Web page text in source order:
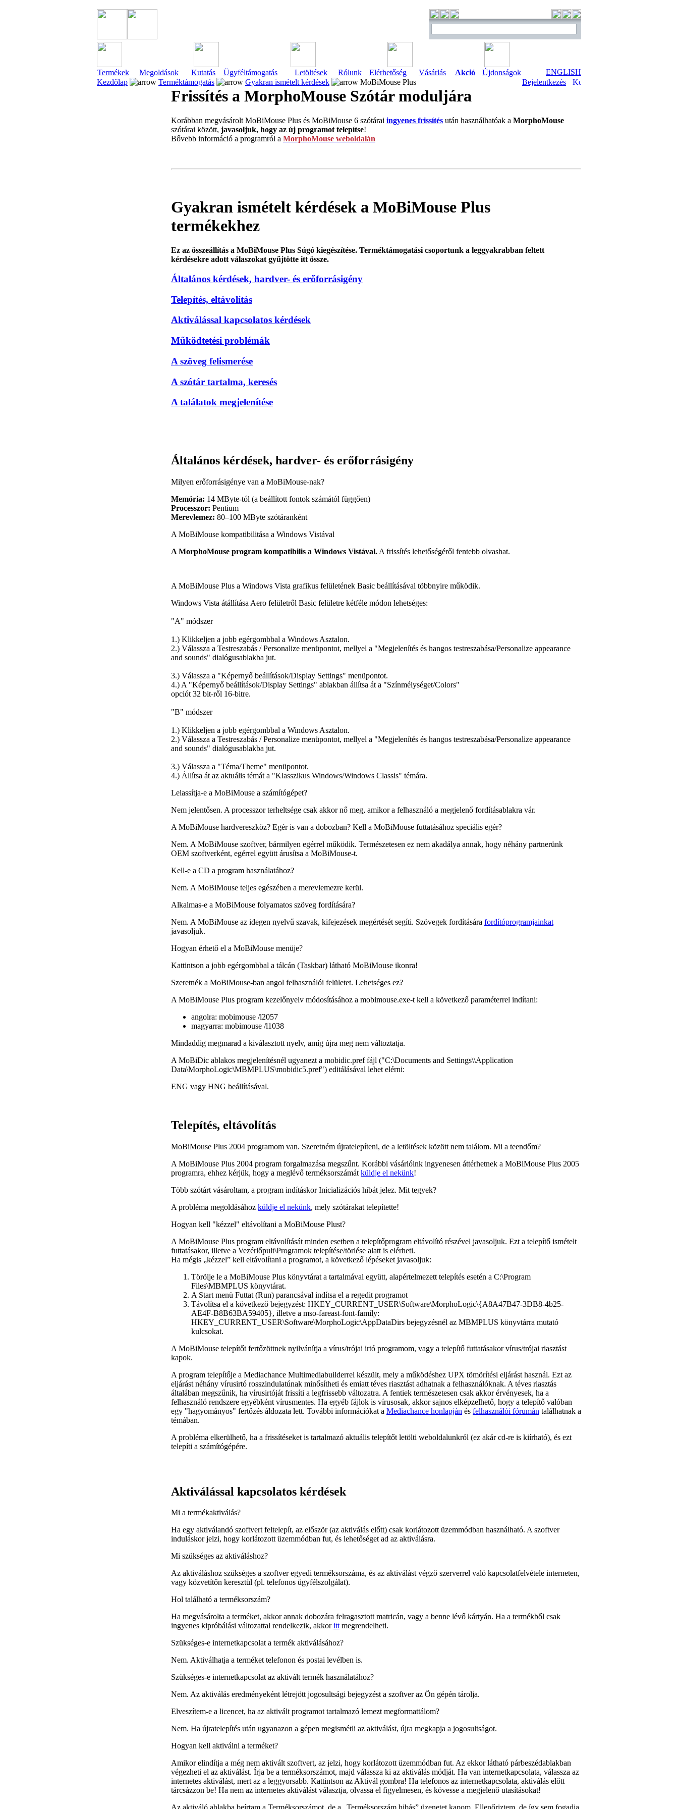
Termékek Megoldások Kutatás Ügyféltámogatás Letöltések Rólunk Elérhetőség Vásárlás Akció Újdonságok
ENGLISH
Kezdőlap
Terméktámogatás Gyakran ismételt kérdések MoBiMouse Plus Bejelentkezés
Frissítés a MorphoMouse Szótár moduljára
Korábban megvásárolt MoBiMouse Plus és MoBiMouse 6 szótárai ingyenes frissítés után használhatóak a MorphoMouse
szótárai között, javasoljuk, hogy az új programot telepítse!
Bővebb információ a programról a MorphoMouse weboldalán
Gyakran ismételt kérdések a MoBiMouse Plus
termékekhez
Ez az összeállítás a MoBiMouse Plus Súgó kiegészítése. Terméktámogatási csoportunk a leggyakrabban feltett
kérdésekre adott válaszokat gyűjtötte itt össze.
Általános kérdések, hardver- és erőforrásigény
Telepítés, eltávolítás
Aktiválással kapcsolatos kérdések
Működtetési problémák
A szöveg felismerése
A szótár tartalma, keresés
A találatok megjelenítése
Általános kérdések, hardver- és erőforrásigény
Milyen erőforrásigénye van a MoBiMouse-nak?
Memória: 14 MByte-tól (a beállított fontok számától függően)
Processzor: Pentium
Merevlemez: 80–100 MByte szótáranként
A MoBiMouse kompatibilitása a Windows Vistával
A MorphoMouse program kompatibilis a Windows Vistával. A frissítés lehetőségéről fentebb olvashat.
A MoBiMouse Plus a Windows Vista grafikus felületének Basic beállításával többnyire működik.
Windows Vista átállítása Aero felületről Basic felületre kétféle módon lehetséges:
"A" módszer
1.) Klikkeljen a jobb egérgombbal a Windows Asztalon.
2.) Válassza a Testreszabás / Personalize menüpontot, mellyel a "Megjelenítés és hangos testreszabása/Personalize appearance
and sounds" dialógusablakba jut.
3.) Válassza a "Képernyő beállítások/Display Settings" menüpontot.
4.) A "Képernyő beállítások/Display Settings" ablakban állítsa át a "Színmélységet/Colors"
opciót 32 bit-ről 16-bitre.
"B" módszer
1.) Klikkeljen a jobb egérgombbal a Windows Asztalon.
2.) Válassza a Testreszabás / Personalize menüpontot, mellyel a "Megjelenítés és hangos testreszabása/Personalize appearance
and sounds" dialógusablakba jut.
3.) Válassza a "Téma/Theme" menüpontot.
4.) Állítsa át az aktuális témát a "Klasszikus Windows/Windows Classis" témára.
Lelassítja-e a MoBiMouse a számítógépet?
Nem jelentősen. A processzor terheltsége csak akkor nő meg, amikor a felhasználó a megjelenő fordításablakra vár.
A MoBiMouse hardvereszköz? Egér is van a dobozban? Kell a MoBiMouse futtatásához speciális egér?
Nem. A MoBiMouse szoftver, bármilyen egérrel működik. Természetesen ez nem akadálya annak, hogy néhány partnerünk
OEM szoftverként, egérrel együtt árusítsa a MoBiMouse-t.
Kell-e a CD a program használatához?
Nem. A MoBiMouse teljes egészében a merevlemezre kerül.
Alkalmas-e a MoBiMouse folyamatos szöveg fordítására?
Nem. A MoBiMouse az idegen nyelvű szavak, kifejezések megértését segíti. Szövegek fordítására fordítóprogramjainkat
javasoljuk.
Hogyan érhető el a MoBiMouse menüje?
Kattintson a jobb egérgombbal a tálcán (Taskbar) látható MoBiMouse ikonra!
Szeretnék a MoBiMouse-ban angol felhasználói felületet. Lehetséges ez?
A MoBiMouse Plus program kezelőnyelv módosításához a mobimouse.exe-t kell a következő paraméterrel indítani:
angolra: mobimouse /l2057
magyarra: mobimouse /l1038
Mindaddig megmarad a kiválasztott nyelv, amíg újra meg nem változtatja.
A MoBiDic ablakos megjelenítésnél ugyanezt a mobidic.pref fájl ("C:\Documents and Settings\\Application
Data\MorphoLogic\MBMPLUS\mobidic5.pref") editálásával lehet elérni:
ENG vagy HNG beállításával.
Telepítés, eltávolítás
MoBiMouse Plus 2004 programom van. Szeretném újratelepíteni, de a letöltések között nem találom. Mi a teendőm?
A MoBiMouse Plus 2004 program forgalmazása megszűnt. Korábbi vásárlóink ingyenesen áttérhetnek a MoBiMouse Plus 2005
programra, ehhez kérjük, hogy a meglévő terméksorszámát küldje el nekünk!
Több szótárt vásároltam, a program indításkor Inicializációs hibát jelez. Mit tegyek?
A probléma megoldásához küldje el nekünk, mely szótárakat telepítette!
Hogyan kell "kézzel" eltávolítani a MoBiMouse Plust?
A MoBiMouse Plus program eltávolítását minden esetben a telepítőprogram eltávolító részével javasoljuk. Ezt a telepítő ismételt
futtatásakor, illetve a Vezérlőpult\Programok telepítése/törlése alatt is elérheti.
Ha mégis „kézzel” kell eltávolítani a programot, a következő lépéseket javasoljuk:
Törölje le a MoBiMouse Plus könyvtárat a tartalmával együtt, alapértelmezett telepítés esetén a C:\Program
Files\MBMPLUS könyvtárat.
A Start menü Futtat (Run) parancsával indítsa el a regedit programot
Távolítsa el a következő bejegyzést: HKEY_CURRENT_USER\Software\MorphoLogic\{A8A47B47-3DB8-4b25-
AE4F-B8B63BA59405}, illetve a mso-fareast-font-family:
HKEY_CURRENT_USER\Software\MorphoLogic\AppDataDirs bejegyzésnél az MBMPLUS könyvtárra mutató
kulcsokat.
A MoBiMouse telepítőt fertőzöttnek nyilvánítja a vírus/trójai irtó programom, vagy a telepítő futtatásakor vírus/trójai riasztást
kapok.
A program telepítője a Mediachance Multimediabuilderrel készült, mely a működéshez UPX tömörítési eljárást használ. Ezt az
eljárást néhány vírusirtó rosszindulatúnak minősítheti és emiatt téves riasztást adhatnak a felhasználóknak. A téves riasztás
általában megszűnik, ha vírusirtóját frissíti a legfrissebb változatra. A fentiek természetesen csak akkor érvényesek, ha a
felhasználó rendszere egyébként vírusmentes. Ha egyéb fájlok is vírusosak, akkor sajnos elképzelhető, hogy a telepítő valóban
egy "hagyományos" fertőzés áldozata lett. További információkat a Mediachance honlapján és felhasználói fórumán találhatnak a
témában.
A probléma elkerülhető, ha a frissítéseket is tartalmazó aktuális telepítőt letölti weboldalunkról (ez akár cd-re is kiírható), és ezt
telepíti a számítógépére.
Aktiválással kapcsolatos kérdések
Mi a termékaktiválás?
Ha egy aktiválandó szoftvert feltelepít, az először (az aktiválás előtt) csak korlátozott üzemmódban használható. A szoftver
induláskor jelzi, hogy korlátozott üzemmódban fut, és lehetőséget ad az aktiválásra.
Mi szükséges az aktiváláshoz?
Az aktiváláshoz szükséges a szoftver egyedi terméksorszáma, és az aktiválást végző szerverrel való kapcsolatfelvétele interneten,
vagy közvetítőn keresztül (pl. telefonos ügyfélszolgálat).
Hol található a terméksorszám?
Ha megvásárolta a terméket, akkor annak dobozára felragasztott matricán, vagy a benne lévő kártyán. Ha a termékből csak
ingyenes kipróbálási változattal rendelkezik, akkorittmegrendelheti.
Szükséges-e internetkapcsolat a termék aktiválásához?
Nem. Aktiválhatja a terméket telefonon és postai levélben is.
Szükséges-e internetkapcsolat az aktivált termék használatához?
Nem. Az aktiválás eredményeként létrejött jogosultsági bejegyzést a szoftver az Ön gépén tárolja.
Elveszítem-e a licencet, ha az aktivált programot tartalmazó lemezt megformattálom?
Nem. Ha újratelepítés után ugyanazon a gépen megismétli az aktiválást, újra megkapja a jogosultságot.
Hogyan kell aktiválni a terméket?
Amikor elindítja a még nem aktivált szoftvert, az jelzi, hogy korlátozott üzemmódban fut. Az ekkor látható párbeszédablakban
végezheti el az aktiválást. Írja be a terméksorszámot, majd válassza ki az aktiválás módját. Ha van internetkapcsolata, válassza az
internetes aktiválást, mert az a leggyorsabb. Kattintson azAktivál gombra! Ha telefonos az internetkapcsolata, aktiválás előtt
tárcsázzon be! Ha nem az internetes aktiválást választja, olvassa el figyelmesen, és kövesse a megjelenő utasításokat!